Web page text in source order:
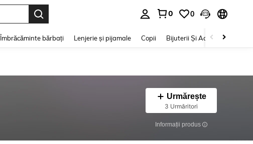
0 0
Îmbrăcăminte bărbați Lenjerie și pijamale Copii Bijuterii Și Accesorii
Urmărește
3 Urmăritori
Informații produs